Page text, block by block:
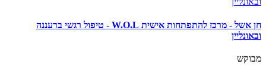
חן אשל - מרכז להתפתחות אישית W.O.L - טיפול רגשי ברעננה
ובאונליין
מבוקש